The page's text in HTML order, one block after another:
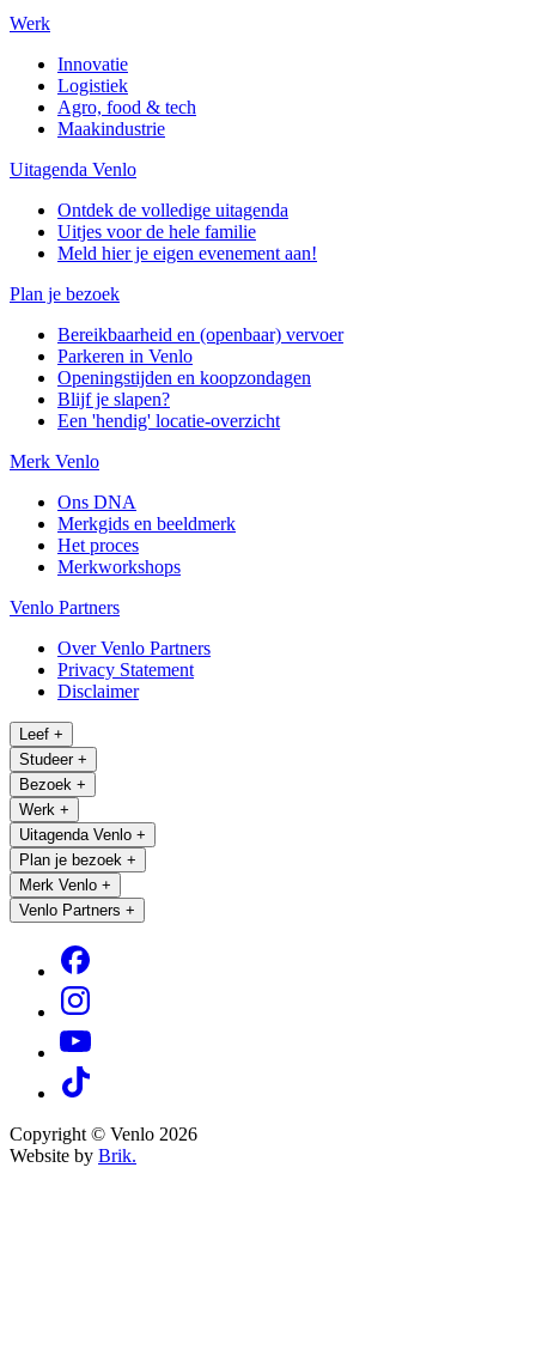
Werk
Innovatie
Logistiek
Agro, food & tech
Maakindustrie
Uitagenda Venlo
Ontdek de volledige uitagenda
Uitjes voor de hele familie
Meld hier je eigen evenement aan!
Plan je bezoek
Bereikbaarheid en (openbaar) vervoer
Parkeren in Venlo
Openingstijden en koopzondagen
Blijf je slapen?
Een 'hendig' locatie-overzicht
Merk Venlo
Ons DNA
Merkgids en beeldmerk
Het proces
Merkworkshops
Venlo Partners
Over Venlo Partners
Privacy Statement
Disclaimer
Leef +
Studeer +
Bezoek +
Werk +
Uitagenda Venlo +
Plan je bezoek +
Merk Venlo +
Venlo Partners +
Copyright © Venlo 2026
Website by Brik.